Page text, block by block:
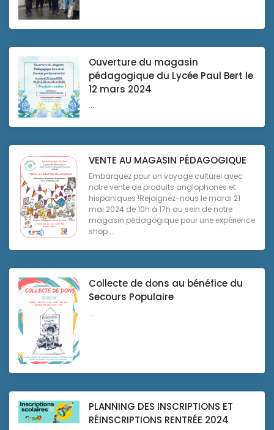
Ouverture du magasin
pédagogique du Lycée Paul Bert le
12 mars 2024
...
VENTE AU MAGASIN PÉDAGOGIQUE
Embarquez pour un voyage culturel avec
notre vente de produits anglophones et
hispaniques !Rejoignez-nous le mardi 21
mai 2024 de 10h à 17h au sein de notre
magasin pédagogique pour une expérience
shop ...
Collecte de dons au bénéfice du
Secours Populaire
...
PLANNING DES INSCRIPTIONS ET
RÉINSCRIPTIONS RENTRÉE 2024